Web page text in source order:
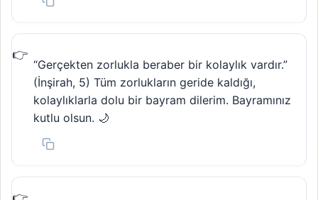
“Gerçekten zorlukla beraber bir kolaylık vardır.”
(İnşirah, 5) Tüm zorlukların geride kaldığı,
kolaylıklarla dolu bir bayram dilerim. Bayramınız
kutlu olsun. 🌙